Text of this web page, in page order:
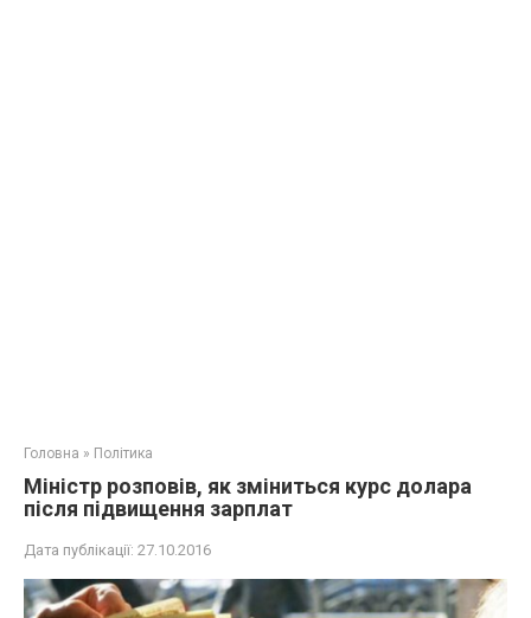
Головна » Політика
Міністр розповів, як зміниться курс долара
після підвищення зарплат
Дата публікації: 27.10.2016